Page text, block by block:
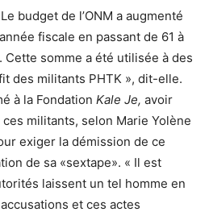
budget de l’ONM a augmenté
fiscale en passant de 61 à
Cette somme a été utilisée à des
des militants PHTK », dit-elle.
à la Fondation Kale Je, avoir
militants, selon Marie Yolène
exiger la démission de ce
de sa «sextape». « Il est
laissent un tel homme en
et ces actes